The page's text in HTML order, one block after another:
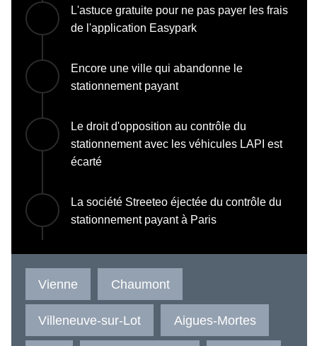
L'astuce gratuite pour ne pas payer les frais
de l'application Easypark
Encore une ville qui abandonne le
stationnement payant
Le droit d'opposition au contrôle du
stationnement avec les véhicules LAPI est
écarté
La société Streeteo éjectée du contrôle du
stationnement payant à Paris
Vienne Chaumont
Villeneuve-sur-Lot Aigues-Mortes